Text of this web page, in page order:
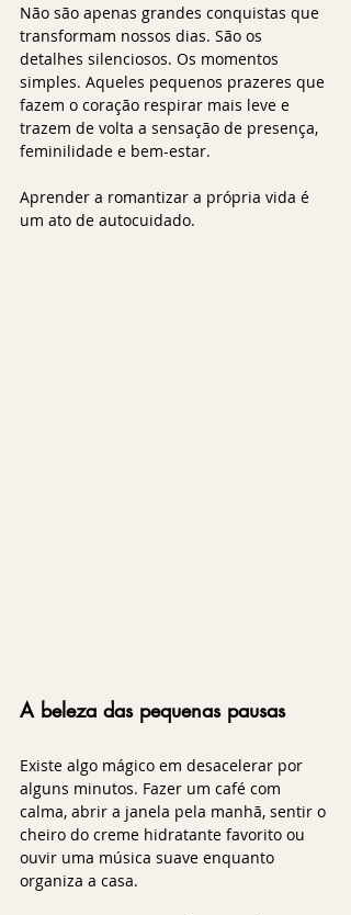
Não são apenas grandes conquistas que
transformam nossos dias. São os
detalhes silenciosos. Os momentos
simples. Aqueles pequenos prazeres que
fazem o coração respirar mais leve e
trazem de volta a sensação de presença,
feminilidade e bem-estar.
Aprender a romantizar a própria vida é
um ato de autocuidado.
A beleza das pequenas pausas
Existe algo mágico em desacelerar por
alguns minutos. Fazer um café com
calma, abrir a janela pela manhã, sentir o
cheiro do creme hidratante favorito ou
ouvir uma música suave enquanto
organiza a casa.